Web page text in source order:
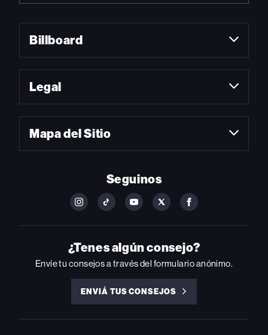
Billboard
Legal
Mapa del Sitio
Seguinos
FOLLOW
ON
INSTAGRAM
FOLLOW
ON
YOUTUBE
FOLLOW
ON
YOUTUBE
FOLLOW
ON
FOLLOW
ON
FACEBOOK
¿Tenes algún consejo?
Envíe tu consejos a través del formulario anónimo.
ENVIÁ TUS CONSEJOS
ENVIÁ
CONSEJOS